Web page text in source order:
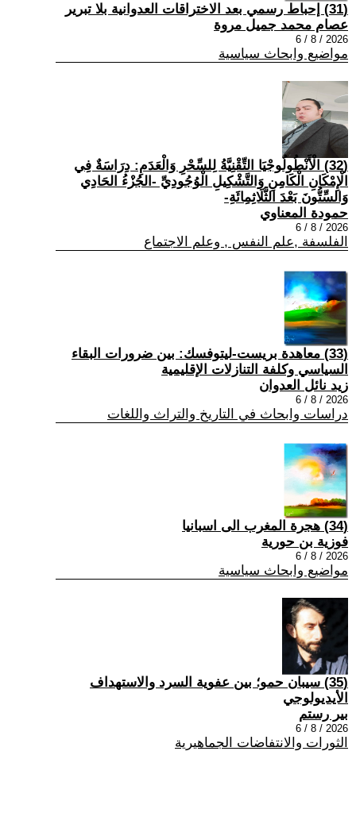
(31) إحباط رسمي بعد الاختراقات العدوانية بلا تبرير
عصام محمد جميل مروة
2026 / 8 / 6
مواضيع وابحاث سياسية
(32) الْأَنْطُولُوجْيَا التِّقْنِيَّةُ لِلسِّحْرِ وَالْعَدَمِ: دِرَاسَةٌ فِي
الْإِمْكَانِ الْكَامِنِ وَالتَّشْكِيلِ الْوُجُودِيِّ -الجُزْءُ الحَادِي
وَالسِّتُّونَ بَعْدَ الثَّلَاثِمِائَةِ-
حمودة المعناوي
2026 / 8 / 6
الفلسفة ,علم النفس , وعلم الاجتماع
(33) معاهدة بريست-ليتوفسك: بين ضرورات البقاء
السياسي وكلفة التنازلات الإقليمية
زيد نائل العدوان
2026 / 8 / 6
دراسات وابحاث في التاريخ والتراث واللغات
(34) هجرة المغرب الى اسبانيا
فوزية بن حورية
2026 / 8 / 6
مواضيع وابحاث سياسية
(35) سيبان حمو؛ بين عفوية السرد والاستهداف
الأيديولوجي
بير رستم
2026 / 8 / 6
الثورات والانتفاضات الجماهيرية